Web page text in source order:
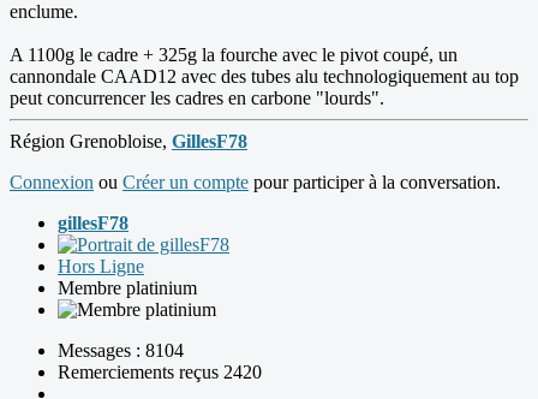
enclume.
A 1100g le cadre + 325g la fourche avec le pivot coupé, un
cannondale CAAD12 avec des tubes alu technologiquement au top
peut concurrencer les cadres en carbone "lourds".
Région Grenobloise, GillesF78
Connexion ou Créer un compte pour participer à la conversation.
gillesF78
Hors Ligne
Membre platinium
Messages : 8104
Remerciements reçus 2420